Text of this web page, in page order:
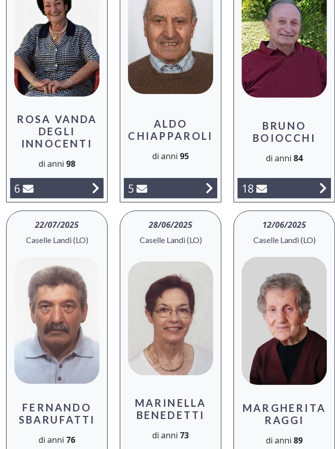
ROSA VANDA
DEGLI
INNOCENTI
di anni 98
6
ALDO
CHIAPPAROLI
di anni 95
5
BRUNO
BOIOCCHI
di anni 84
18
22/07/2025
Caselle Landi (LO)
FERNANDO
SBARUFATTI
di anni 76
28/06/2025
Caselle Landi (LO)
MARINELLA
BENEDETTI
di anni 73
12/06/2025
Caselle Landi (LO)
MARGHERITA
RAGGI
di anni 89